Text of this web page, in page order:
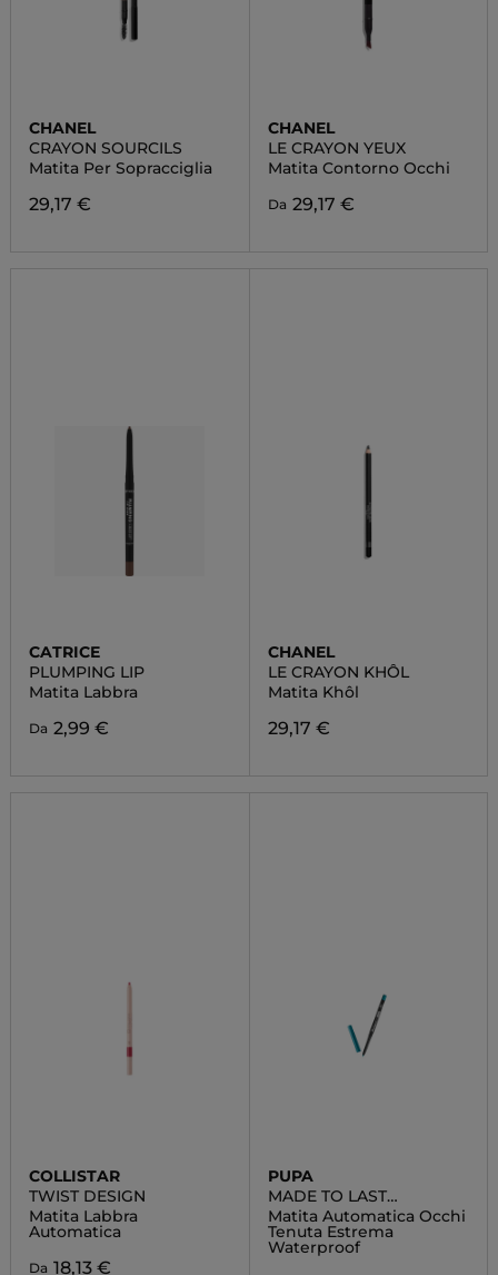
CHANEL
CRAYON SOURCILS
Matita Per Sopracciglia
29,17 €
CHANEL
LE CRAYON YEUX
Matita Contorno Occhi
Da 29,17 €
CATRICE
PLUMPING LIP
Matita Labbra
Da 2,99 €
CHANEL
LE CRAYON KHÔL
Matita Khôl
29,17 €
COLLISTAR
TWIST DESIGN
Matita Labbra
Automatica
Da 18,13 €
PUPA
MADE TO LAST
DEFINITION EYES
Matita Automatica Occhi
Tenuta Estrema
Waterproof